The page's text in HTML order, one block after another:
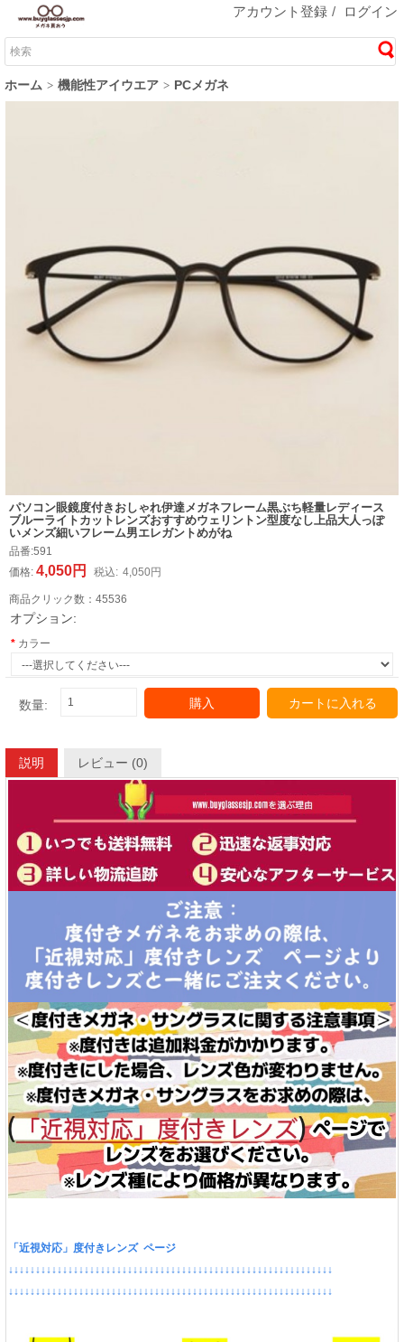
アカウント登録 / ログイン
ホーム 機能性アイウエア PCメガネ
パソコン眼鏡度付きおしゃれ伊達メガネフレーム黒ぶち軽量レディース
ブルーライトカットレンズおすすめウェリントン型度なし上品大人っぽ
いメンズ細いフレーム男エレガントめがね
品番:591
価格: 4,050円 税込: 4,050円
商品クリック数： 45536
オプション:
カラー
数量: 購入 カートに入れる
説明 レビュー (0)
「近視対応」度付きレンズ ページ
↓↓↓↓↓↓↓↓↓↓↓↓↓↓↓↓↓↓↓↓↓↓↓↓↓↓↓↓↓↓↓↓↓↓↓↓↓↓↓↓↓↓↓↓↓↓↓↓↓↓↓↓↓↓↓↓↓↓↓↓
↓↓↓↓↓↓↓↓↓↓↓↓↓↓↓↓↓↓↓↓↓↓↓↓↓↓↓↓↓↓↓↓↓↓↓↓↓↓↓↓↓↓↓↓↓↓↓↓↓↓↓↓↓↓↓↓↓↓↓↓